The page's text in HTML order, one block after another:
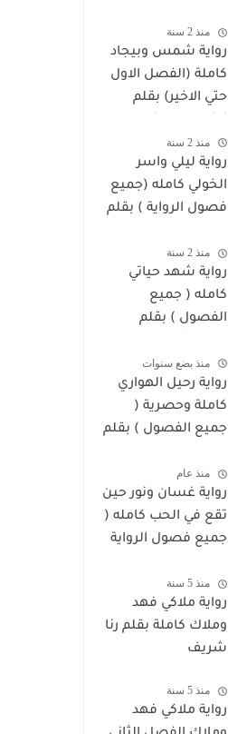
منذ 2 سنة
رواية شمس وبيجاد
كاملة (الفصل الاول
حتي الاخير) بقلم
منذ 2 سنة
رواية ليلي واسر
الخولي كامله (جميع
فصول الرواية ) بقلم
منذ 2 سنة
رواية شهد حياتي
كامله ( جميع
الفصول ) بقلم
منذ بضع سنوات
رواية رحيل الهواري
كاملة وحصرية (
جميع الفصول ) بقلم
منذ عام
رواية غسان ونور حين
تقع في الحب كامله (
جميع فصول الرواية
منذ 5 سنة
رواية ملاكي فهد
وملاك كاملة بقلم رنا
شريف
منذ 5 سنة
رواية ملاكي فهد